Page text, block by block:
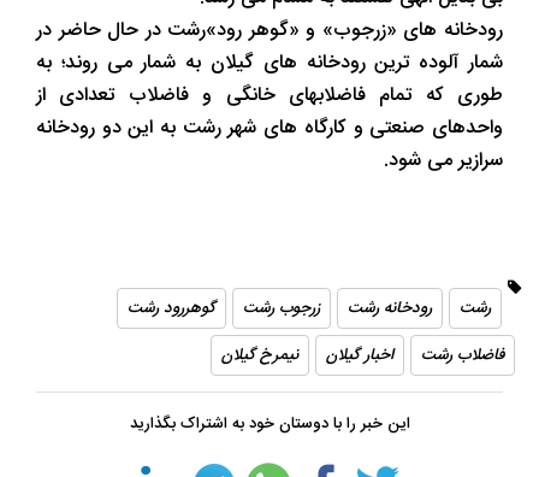
رودخانه های «زرجوب» و «گوهر رود»رشت در حال حاضر در
شمار آلوده ترین رودخانه های گیلان به شمار می روند؛ به
طوری که تمام فاضلابهای خانگی و فاضلاب تعدادی از
واحدهای صنعتی و کارگاه های شهر رشت به این دو رودخانه
سرازیر می شود.
رشت رودخانه رشت زرجوب رشت
گوهررود رشت
فاضلاب رشت
اخبار گیلان نیمرخ گیلان
این خبر را با دوستان خود به اشتراک بگذارید